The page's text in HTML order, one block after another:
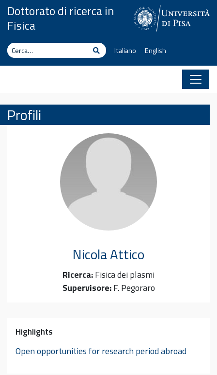
Vai al contenuto
Dottorato di ricerca in
Fisica
Cerca CercaItaliano English
Profili
NicolaAttico
Ricerca:Fisica dei plasmi
Supervisore: F. Pegoraro
Highlights
Open opportunities for research period abroad